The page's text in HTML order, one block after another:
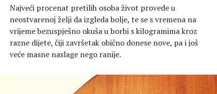
Savjeti
Ostalo
Dijete
Nutricionizam
Recepti
Suplementi
ZDRAVLJE
Um i tijelo
Povrede i bolesti
LIFESTYLE
Najveći procenat pretilih osoba život provede u
neostvarenoj želji da izgleda bolje, te se s vremena na
vrijeme bezuspješno okuša u borbi s kilogramima kroz
razne dijete, čiji završetak obično donese nove, pa i još
veće masne naslage nego ranije.